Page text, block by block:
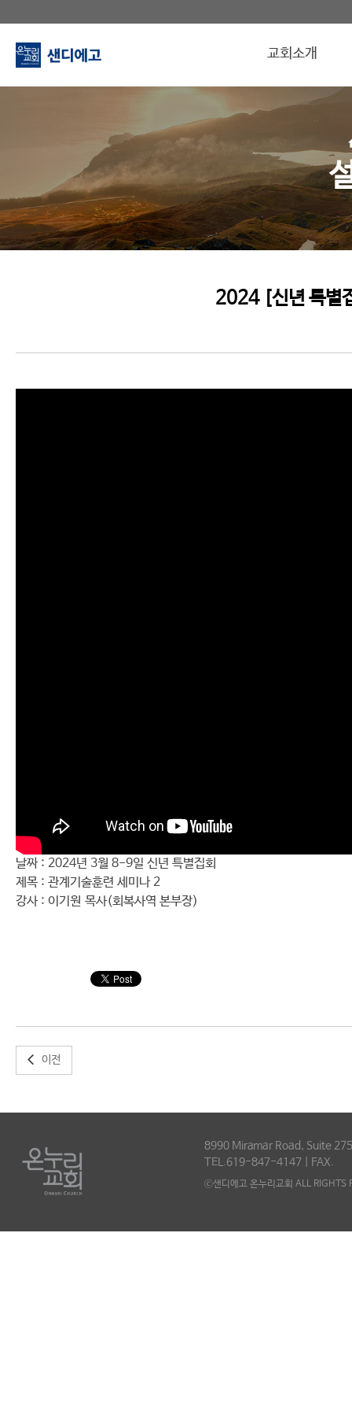
교회소개
2024 [신년 특별
날짜 : 2024년 3월 8-9일 신년 특별집회
제목 : 관계기술훈련 세미나 2
강사 : 이기원 목사(회복사역 본부장)
이전
8990 Miramar Road, Suite
TEL.619-847-4147 | FAX.
ⓒ샌디에고 온누리교회 ALL RIGHTS